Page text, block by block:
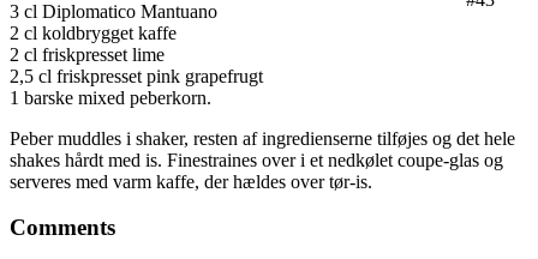
3 cl Diplomatico Mantuano
2 cl koldbrygget kaffe
2 cl friskpresset lime
2,5 cl friskpresset pink grapefrugt
1 barske mixed peberkorn.
Peber muddles i shaker, resten af ingredienserne tilføjes og det hele
shakes hårdt med is. Finestraines over i et nedkølet coupe-glas og
serveres med varm kaffe, der hældes over tør-is.
Comments